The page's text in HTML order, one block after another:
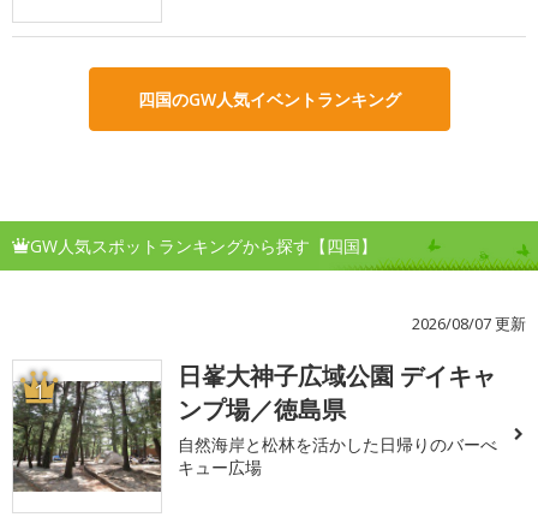
四国のGW人気イベントランキング
GW人気スポットランキングから探す【四国】
2026/08/07 更新
1
日峯大神子広域公園 デイキャ
ンプ場／徳島県
自然海岸と松林を活かした日帰りのバーべ
キュー広場